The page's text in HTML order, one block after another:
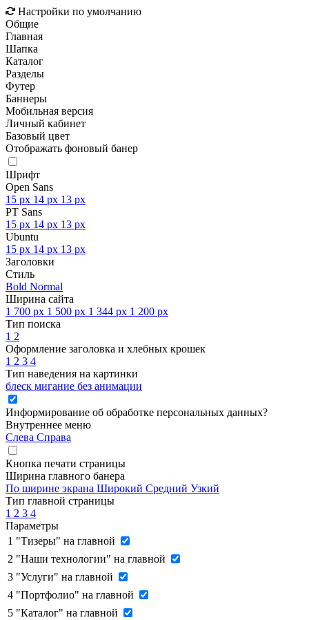
Настройки по умолчанию
Общие
Главная
Шапка
Каталог
Разделы
Футер
Баннеры
Мобильная версия
Личный кабинет
Базовый цвет
Отображать фоновый банер
Шрифт
Open Sans
15 px 14 px 13 px
PT Sans
15 px 14 px 13 px
Ubuntu
15 px 14 px 13 px
Заголовки
Стиль
Bold Normal
Ширина сайта
1 700 px 1 500 px 1 344 px 1 200 px
Тип поиска
1 2
Оформление заголовка и хлебных крошек
1 2 3 4
Тип наведения на картинки
блеск мигание без анимации
Информирование об обработке персональных данных?
Внутреннее меню
Слева Справа
Кнопка печати страницы
Ширина главного банера
По ширине экрана Широкий Средний Узкий
Тип главной страницы
1 2 3 4
Параметры
1 "Тизеры" на главной
2 "Наши технологии" на главной
3 "Услуги" на главной
4 "Портфолио" на главной
5 "Каталог" на главной